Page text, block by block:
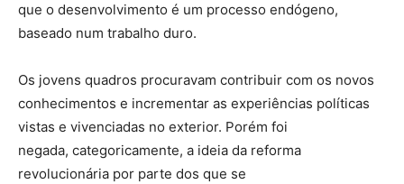
que o desenvolvimento é um processo endógeno,
baseado num trabalho duro.
Os jovens quadros procuravam contribuir com os novos
conhecimentos e incrementar as experiências políticas
vistas e vivenciadas no exterior. Porém foi
negada, categoricamente, a ideia da reforma
revolucionária por parte dos que se